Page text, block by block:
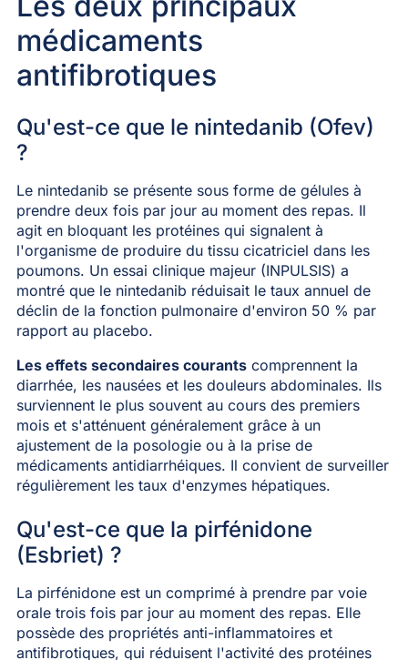
médicaments
antifibrotiques
Qu'est-ce que le nintedanib (Ofev)
?
Le nintedanib se présente sous forme de gélules à
prendre deux fois par jour au moment des repas. Il
agit en bloquant les protéines qui signalent à
l'organisme de produire du tissu cicatriciel dans les
poumons. Un essai clinique majeur (INPULSIS) a
montré que le nintedanib réduisait le taux annuel de
déclin de la fonction pulmonaire d'environ 50 % par
rapport au placebo.
Les effets secondaires courantscomprennent la
diarrhée, les nausées et les douleurs abdominales. Ils
surviennent le plus souvent au cours des premiers
mois et s'atténuent généralement grâce à un
ajustement de la posologie ou à la prise de
médicaments antidiarrhéiques. Il convient de surveiller
régulièrement les taux d'enzymes hépatiques.
Qu'est-ce que la pirfénidone
(Esbriet) ?
La pirfénidone est un comprimé à prendre par voie
orale trois fois par jour au moment des repas. Elle
possède des propriétés anti-inflammatoires et
antifibrotiques, qui réduisent l'activité des protéines